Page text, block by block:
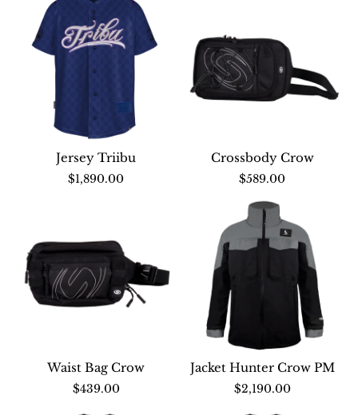
Nuevo
Jersey Triibu
$1,890.00
Nuevo
Crossbody Crow
$589.00
Nuevo
Waist Bag Crow
$439.00
Nuevo
Jacket Hunter Crow PM
$2,190.00